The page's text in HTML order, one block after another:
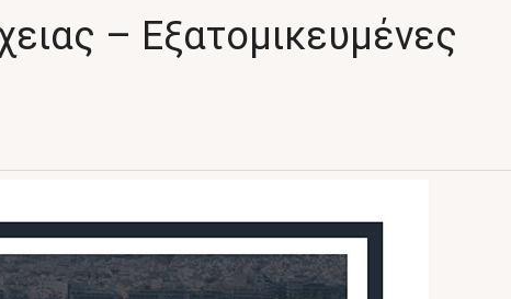
– Εξατομικευμένες